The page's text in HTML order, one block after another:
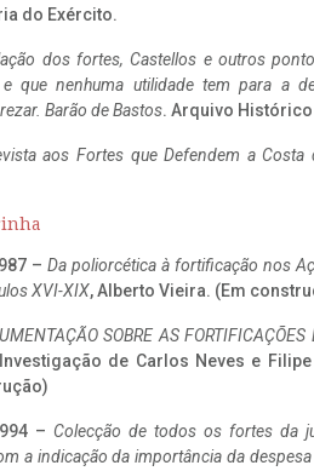
do Exército.
dos fortes, Castellos e outros
que nenhuma utilidade tem para a
Barão de Bastos. Arquivo
aos Fortes que Defendem a Costa
– Da poliorcética à fortificação nos
XVI-XIX, Alberto Vieira. (Em
SOBRE AS
de Carlos Neves e
– Colecção de todos os fortes da
a indicação da importância da